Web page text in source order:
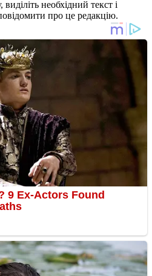
необхідний текст і
про це редакцію.